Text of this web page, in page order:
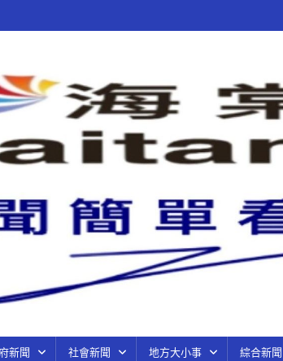
新聞 社會新聞 地方大小事 綜合新聞